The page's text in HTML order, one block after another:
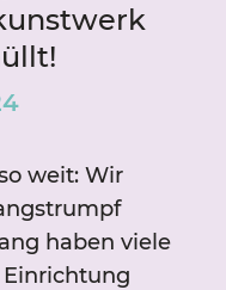
weit: Wir
haben viele